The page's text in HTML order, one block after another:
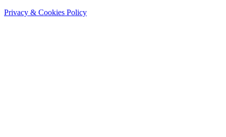
Privacy & Cookies Policy